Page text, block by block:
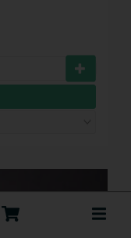
Toggle